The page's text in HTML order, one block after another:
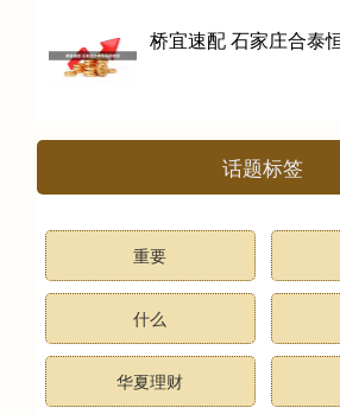
桥宜速配 石家庄合泰
话题标签
重要
什么
华夏理财